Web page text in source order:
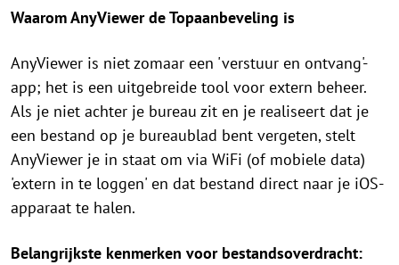
Waarom AnyViewer de Topaanbeveling is
AnyViewer is niet zomaar een 'verstuur en ontvang'-
app; het is een uitgebreide tool voor extern beheer.
Als je niet achter je bureau zit en je realiseert dat je
een bestand op je bureaublad bent vergeten, stelt
AnyViewer je in staat om via WiFi (of mobiele data)
'extern in te loggen' en dat bestand direct naar je iOS-
apparaat te halen.
Belangrijkste kenmerken voor bestandsoverdracht: